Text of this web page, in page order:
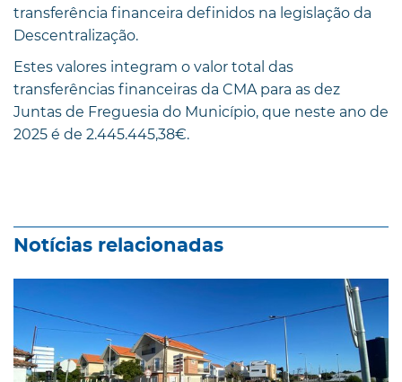
transferência financeira definidos na legislação da
Descentralização.
Estes valores integram o valor total das
transferências financeiras da CMA para as dez
Juntas de Freguesia do Município, que neste ano de
2025 é de 2.445.445,38€.
Notícias relacionadas